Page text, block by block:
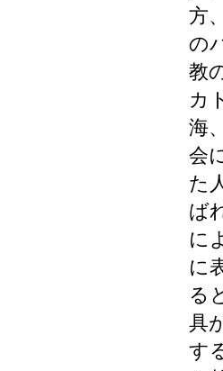
方
の
教
カ
海
会
た
ば
に
に
る
具
す